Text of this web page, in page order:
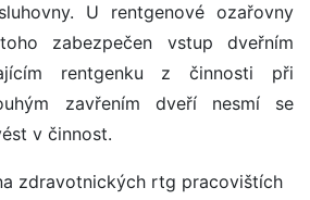
U rentgenové ozařovny
zabezpečen vstup dveřním
rentgenku z činnosti při
zavřením dveří nesmí se
v činnost.
zdravotnických rtg pracovištích